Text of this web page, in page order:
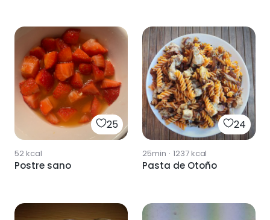
25
52kcal
Postre sano
24
25min · 1237kcal
Pasta de Otoño